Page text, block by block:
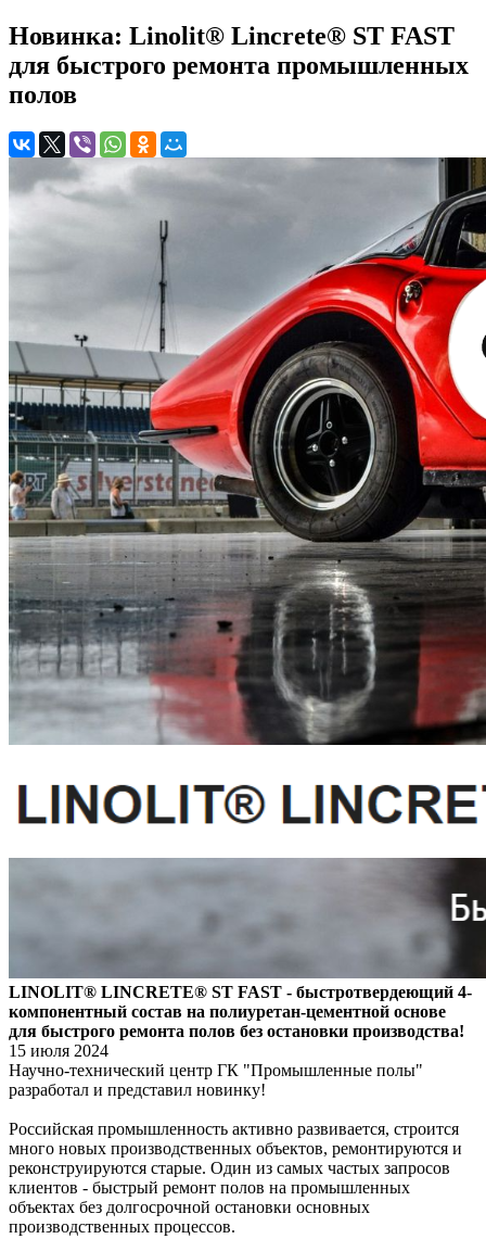
Новинка: Linolit® Lincrete® ST FAST
для быстрого ремонта промышленных
полов
LINOLIT® LINCRETE® ST FAST - быстротвердеющий 4-
компонентный состав на полиуретан-цементной основе
для быстрого ремонта полов без остановки производства!
15 июля 2024
Научно-технический центр ГК "Промышленные полы"
разработал и представил новинку!
Российская промышленность активно развивается, строится
много новых производственных объектов, ремонтируются и
реконструируются старые. Один из самых частых запросов
клиентов - быстрый ремонт полов на промышленных
объектах без долгосрочной остановки основных
производственных процессов.